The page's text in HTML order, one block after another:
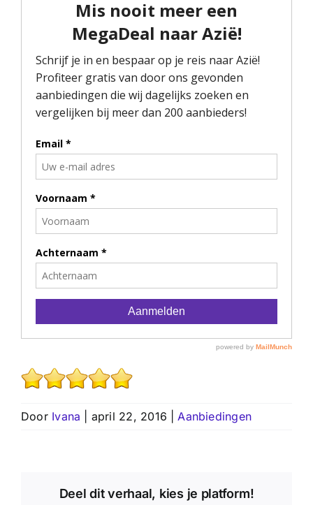
Door Ivana april 22, 2016 Aanbiedingen
Deel dit verhaal, kies je platform!